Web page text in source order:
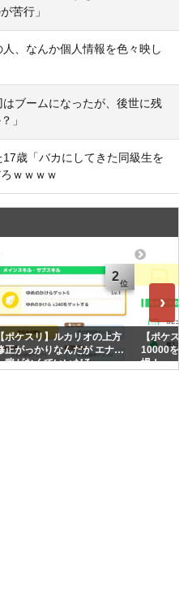
苦行」
人、なんか個人情報を色々映し
ブームになったが、後世に残
」
歳「バカにしてきた同級生を
ｗｗｗｗ
2
【ポケスリ】ルカリオの上方
正がっかりなんだが エナジ
稼がなくていいだろ
【ポケス
10000を超
場！
›